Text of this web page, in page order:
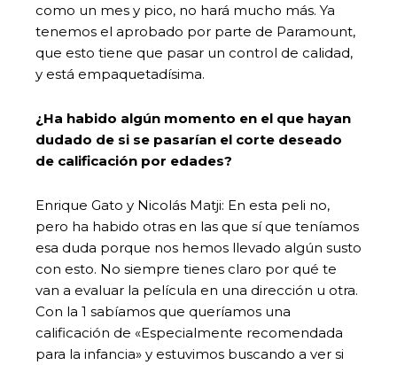
como un mes y pico, no hará mucho más. Ya
tenemos el aprobado por parte de Paramount,
que esto tiene que pasar un control de calidad,
y está empaquetadísima.
¿Ha habido algún momento en el que hayan
dudado de si se pasarían el corte deseado
de calificación por edades?
Enrique Gato y Nicolás Matji: En esta peli no,
pero ha habido otras en las que sí que teníamos
esa duda porque nos hemos llevado algún susto
con esto. No siempre tienes claro por qué te
van a evaluar la película en una dirección u otra.
Con la 1 sabíamos que queríamos una
calificación de «Especialmente recomendada
para la infancia» y estuvimos buscando a ver si